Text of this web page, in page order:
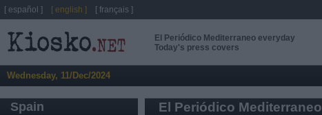
El Periódico Mediterraneo everyday
Today's press covers
Wednesday, 11/Dec/2024
Spain El Periódico Mediterraneo
[ español ] [ english ] [ français ]